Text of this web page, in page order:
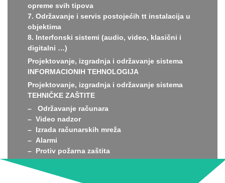
opreme svih tipova
7. Održavanje i servis postojećih tt instalacija u
objektima
8. Interfonski sistemi (audio, video, klasični i
digitalni …)
Projektovanje, izgradnja i održavanje sistema
INFORMACIONIH TEHNOLOGIJA
Projektovanje, izgradnja i održavanje sistema
TEHNIČKE ZAŠTITE
– Održavanje računara
– Video nadzor
– Izrada računarskih mreža
– Alarmi
– Protiv požarna zaštita